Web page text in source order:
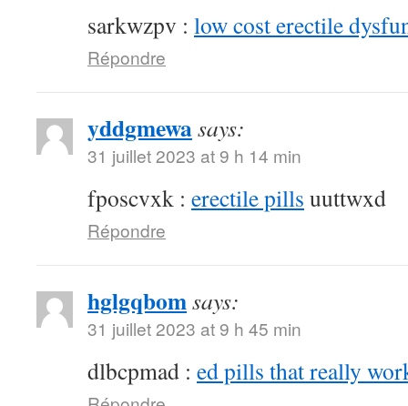
sarkwzpv : low cost erectile
Répondre
yddgmewasays:
31 juillet 2023 at 9 h 14 min
fposcvxk : erectile pills uuttwxd
Répondre
hglgqbomsays:
31 juillet 2023 at 9 h 45 min
dlbcpmad : ed pills that really